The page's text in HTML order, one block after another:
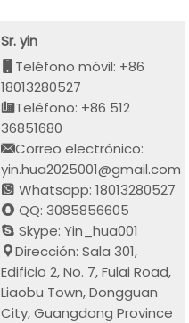
Sr. yin
Teléfono móvil: +86
18013280527
Teléfono: +86 512
36851680
Correo electrónico:
yin.hua2025001@gmail.com
Whatsapp: 18013280527
QQ: 3085856605
Skype: Yin_hua001
Dirección: Sala 301,
Edificio 2, No. 7, Fulai Road,
Liaobu Town, Dongguan
City, Guangdong Province